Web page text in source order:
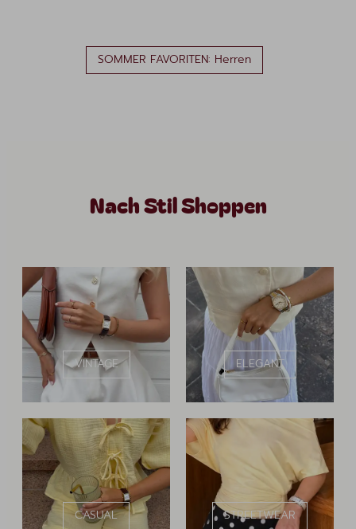
SOMMER FAVORITEN: Herren
Nach Stil Shoppen
VINTAGE ELEGANT
CASUAL STREETWEAR